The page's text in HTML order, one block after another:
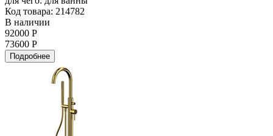
Код товара: 214782
В наличии
92000 Р
73600 Р
Подробнее